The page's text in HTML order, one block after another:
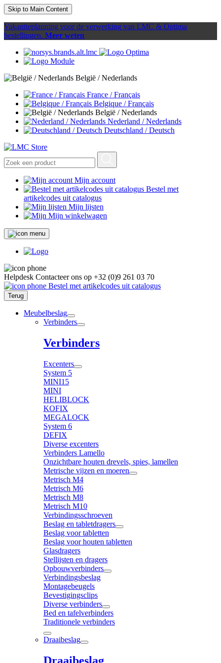
Skip to Main Content
Vakantieplanning voor de verwerking van LMC & Optima
bestellingen. Meer weten
België / Nederlands
France / Français
Belgique / Français
België / Nederlands
Nederland / Nederlands
Deutschland / Deutsch
Mijn account
Bestel met
artikelcodes uit catalogus
Mijn lijsten
Mijn winkelwagen
Helpdesk Contacteer ons op +32 (0)9 261 03 70
Bestel met artikelcodes uit catalogus
Terug
Meubelbeslag
Verbinders
Verbinders
Excenters
System 5
MINI15
MINI
HELIBLOCK
KOFIX
MEGALOCK
System 6
DEFIX
Diverse excenters
Verbinders Lamello
Onzichtbare houten drevels, spies, lamellen
Metrische vijzen en moeren
Metrisch M4
Metrisch M6
Metrisch M8
Metrisch M10
Verbindingsschroeven
Beslag en tabletdragers
Beslag voor tabletten
Beslag voor houten tabletten
Glasdragers
Stellijsten en dragers
Opbouwverbinders
Verbindingsbeslag
Montagebeugels
Bevestigingsclips
Diverse verbinders
Bed en tafelverbinders
Traditionele verbinders
Draaibeslag
Draaibeslag